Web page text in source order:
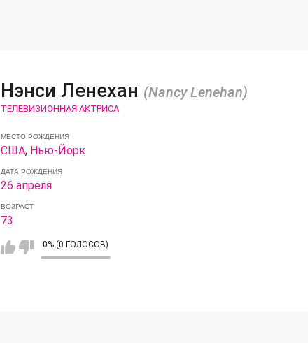
Нэнси Ленехан (Nancy Lenehan)
ТЕЛЕВИЗИОННАЯ АКТРИСА
МЕСТО РОЖДЕНИЯ
США, Нью-Йорк
ДАТА РОЖДЕНИЯ
26 апреля
ВОЗРАСТ
73
0% (0 ГОЛОСОВ)